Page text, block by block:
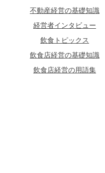
不動産経営の基礎知識
経営者インタビュー
飲食トピックス
飲食店経営の基礎知識
飲食店経営の用語集